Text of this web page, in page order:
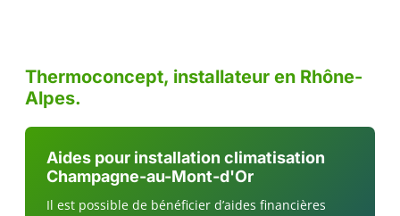
Thermoconcept, installateur en Rhône-
Alpes.
Aides pour installation climatisation
Champagne-au-Mont-d'Or
Il est possible de bénéficier d’aides financières